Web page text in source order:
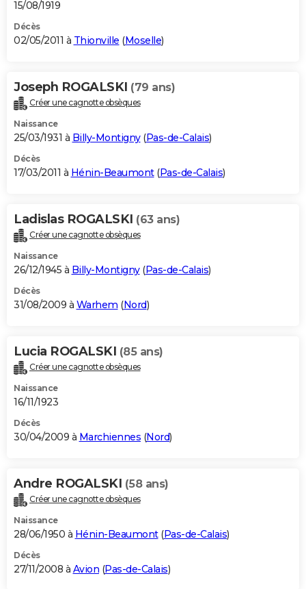
15/08/1919
Décès
02/05/2011 à Thionville (Moselle)
Joseph ROGALSKI (79 ans)
Créer une cagnotte obsèques
Naissance
25/03/1931 à Billy-Montigny(Pas-de-Calais)
Décès
17/03/2011 à Hénin-Beaumont(Pas-de-Calais)
Ladislas ROGALSKI (63 ans)
Créer une cagnotte obsèques
Naissance
26/12/1945 à Billy-Montigny(Pas-de-Calais)
Décès
31/08/2009 à Warhem (Nord)
Lucia ROGALSKI (85 ans)
Créer une cagnotte obsèques
Naissance
16/11/1923
Décès
30/04/2009 à Marchiennes (Nord)
Andre ROGALSKI (58 ans)
Créer une cagnotte obsèques
Naissance
28/06/1950 à Hénin-Beaumont(Pas-de-Calais)
Décès
27/11/2008 à Avion (Pas-de-Calais)